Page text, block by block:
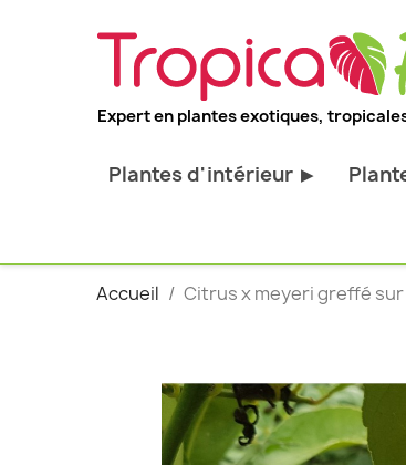
Expert en plantes exotiques,
Plantes d'intérieur ▶
Plantes pour bureau
Palmier d'intérieur
Sujets d'exception
Accueil Citrus x meyeri greffé